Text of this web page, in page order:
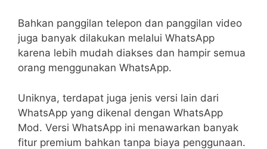
Bahkan panggilan telepon dan panggilan video
juga banyak dilakukan melalui WhatsApp
karena lebih mudah diakses dan hampir semua
orang menggunakan WhatsApp.
Uniknya, terdapat juga jenis versi lain dari
WhatsApp yang dikenal dengan WhatsApp
Mod. Versi WhatsApp ini menawarkan banyak
fitur premium bahkan tanpa biaya penggunaan.